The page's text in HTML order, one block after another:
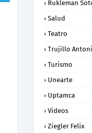
Rukleman
Salud
Teatro
Trujillo
Turismo
Unearte
Uptamca
Videos
Ziegler Felix